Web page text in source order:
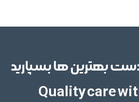
بهترین ها بسپارید
Quality care